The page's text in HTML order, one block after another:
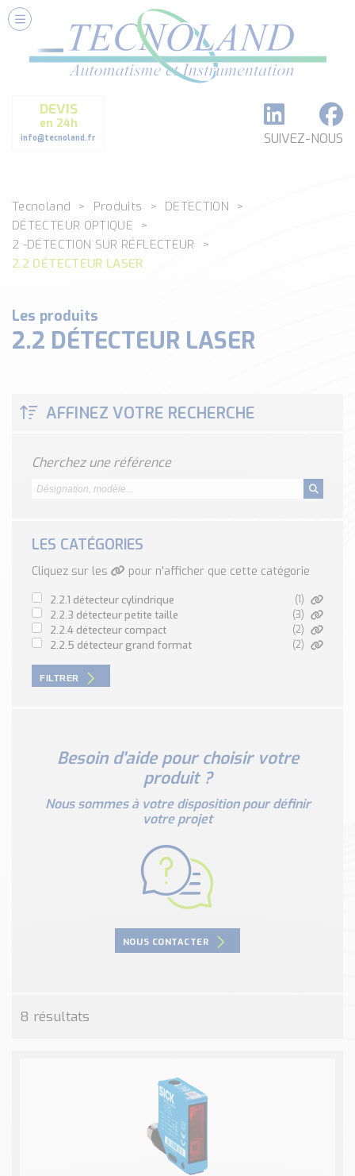
DEVIS
en 24h
info@tecnoland.fr SUIVEZ-NOUS
Nos Services
Conseils et Fourniture
Formation et Assistance
Architecture I-O Link multi fabricants
Classé par catégorie
DEBIT
DETECTION
ENREGISTREUR + ACQUISITION DE DONNEES
Voir toutes les catégories …
SICK
SCHMERSAL
Nos outils et simulateurs
Formulaire sonde température
Convertisseur de pression
Formulaire Débitmètre
Calculateur maintien en température
Calculateur Chauffage/Liquide/Gaz
Catalogue des essentiels pour les brasseries et micro-
Contact & Devis
Tecnoland Produits
DETECTION
DÉTECTEUR OPTIQUE
2 -DÉTECTION SUR RÉFLECTEUR
2.2 DÉTECTEUR LASER
Les produits
2.2 DÉTECTEUR LASER
AFFINEZ VOTRE RECHERCHE
Cherchez une référence
LES CATÉGORIES
Cliquez sur les pour n'afficher que cette catégorie
2.2.1 détecteur cylindrique (1)
2.2.3 détecteur petite taille (3)
2.2.4 détecteur compact (2)
2.2.5 détecteur grand format (2)
FILTRER
Besoin d'aide pour choisir votre
produit ?
Nous sommes à votre disposition pour définir
votre projet
NOUS CONTACTER
8 résultats